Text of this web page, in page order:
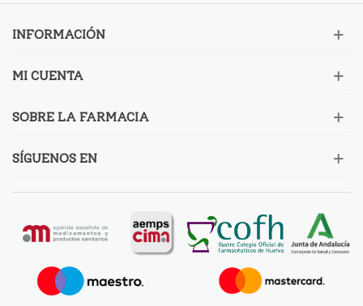
INFORMACIÓN
MI CUENTA
SOBRE LA FARMACIA
SÍGUENOS EN